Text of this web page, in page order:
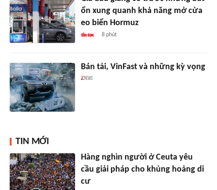
ổn xung quanh khả năng mở cửa
eo biển Hormuz
8 phút
Bán tải, VinFast và những kỳ vọng
TIN MỚI
Hàng nghìn người ở Ceuta yêu
cầu giải pháp cho khủng hoảng di
cư